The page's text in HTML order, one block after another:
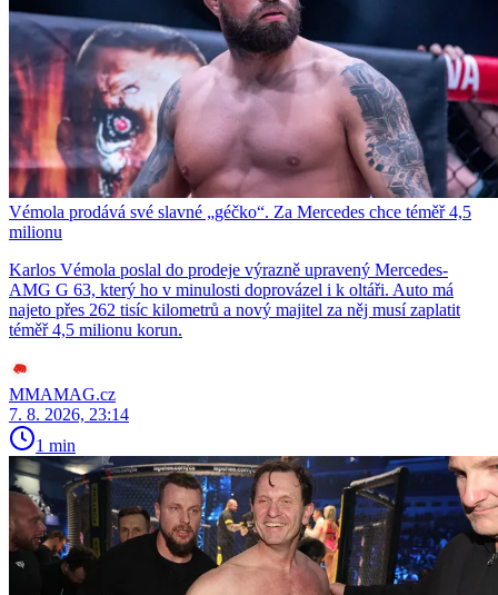
Vémola prodává své slavné „géčko“. Za Mercedes chce téměř 4,5
milionu
Karlos Vémola poslal do prodeje výrazně upravený Mercedes-
AMG G 63, který ho v minulosti doprovázel i k oltáři. Auto má
najeto přes 262 tisíc kilometrů a nový majitel za něj musí zaplatit
téměř 4,5 milionu korun.
MMAMAG.cz
7. 8. 2026, 23:14
1 min